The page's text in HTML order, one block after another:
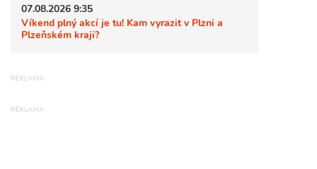
07.08.2026 9:35
Víkend plný akcí je tu! Kam vyrazit v Plzni a
Plzeňském kraji?